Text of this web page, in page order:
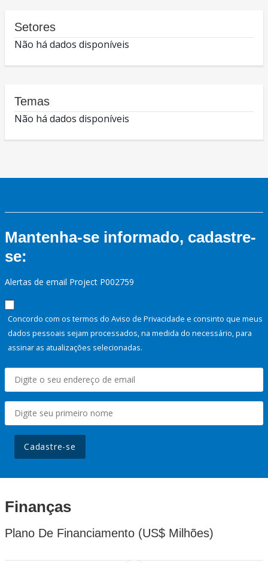
Setores
Não há dados disponíveis
Temas
Não há dados disponíveis
Mantenha-se informado, cadastre-
se:
Alertas de email Project P002759
Concordo com os termos do Aviso de Privacidade e consinto que meus
dados pessoais sejam processados, na medida do necessário, para
assinar as atualizações selecionadas.
Cadastre-se
Finanças
Plano De Financiamento (US$ Milhões)